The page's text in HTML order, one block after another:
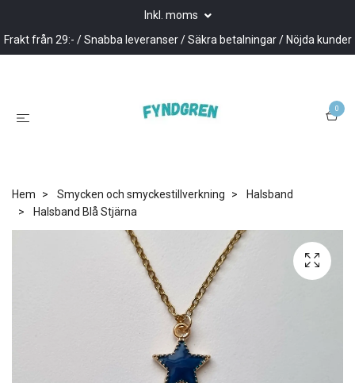
Inkl. moms
Frakt från 29:- / Snabba leveranser / Säkra betalningar / Nöjda kunder
0
Hem Smycken och smyckestillverkning
Halsband
Halsband Blå Stjärna